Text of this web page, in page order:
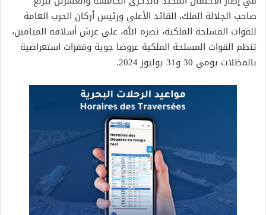
صاحب الجلالة الملك، القائد الأعلى ورئيس أركان الحرب العامة
للقوات المسلحة الملكية، نصره الله، على عرش أسلافه الميامين،
تنظم القوات المسلحة الملكية عروضا جوية وقفزات استعراضية
بالمظلات يومي 30 و31 يوليوز 2024.